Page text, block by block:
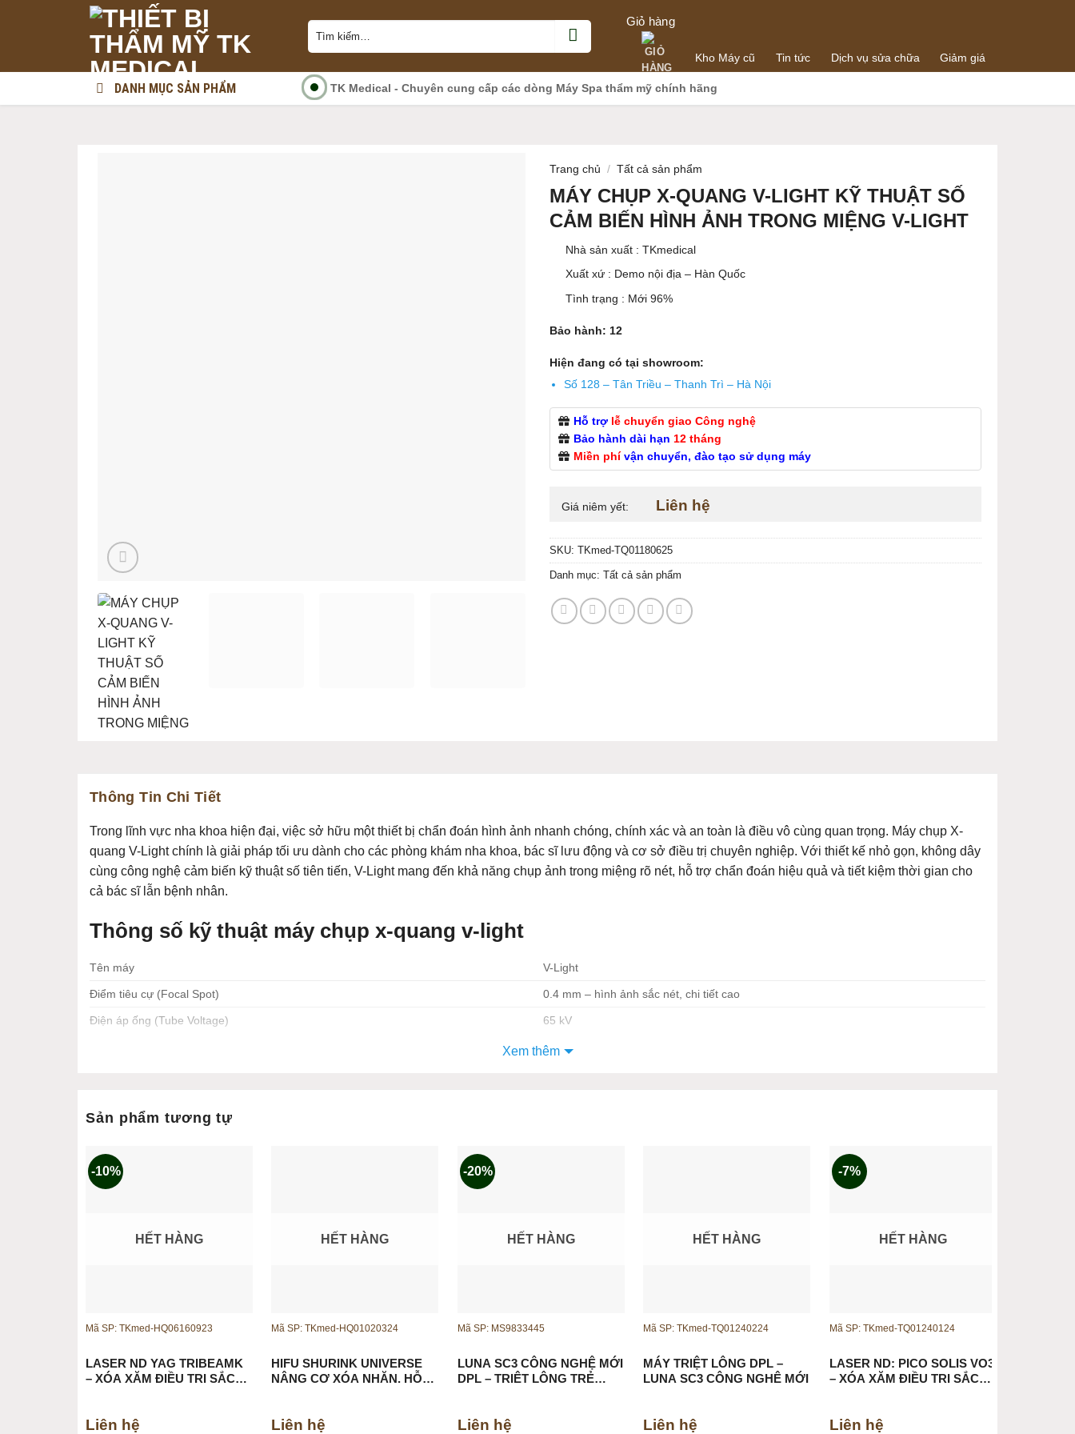
Tìm
kiếm:
Giỏ hàng
Kho Máy cũ Tin tức Dịch vụ sửa chữa Giảm giá
DANH MỤC SẢN PHẨM TK Medical - Chuyên cung cấp các dòng Máy Spa thẩm mỹ chính hãng
Trang chủ / Tất cả sản phẩm
MÁY CHỤP X-QUANG V-LIGHT KỸ THUẬT SỐ
CẢM BIẾN HÌNH ẢNH TRONG MIỆNG V-LIGHT
Nhà sản xuất : TKmedical
Xuất xứ : Demo nội địa – Hàn Quốc
Tình trạng : Mới 96%
Bảo hành: 12
Hiện đang có tại showroom:
Số 128 – Tân Triều – Thanh Trì – Hà Nội
Hỗ trợ lễ chuyển giao Công nghệ
Bảo hành dài hạn 12 tháng
Miền phí vận chuyển, đào tạo sử dụng máy
Giá niêm yết: Liên hệ
SKU: TKmed-TQ01180625
Danh mục: Tất cả sản phẩm
Thông Tin Chi Tiết
Trong lĩnh vực nha khoa hiện đại, việc sở hữu một thiết bị chẩn đoán hình ảnh nhanh chóng, chính xác và an toàn là điều vô cùng quan trọng. Máy chụp X-
quang V-Light chính là giải pháp tối ưu dành cho các phòng khám nha khoa, bác sĩ lưu động và cơ sở điều trị chuyên nghiệp. Với thiết kế nhỏ gọn, không dây
cùng công nghệ cảm biến kỹ thuật số tiên tiến, V-Light mang đến khả năng chụp ảnh trong miệng rõ nét, hỗ trợ chẩn đoán hiệu quả và tiết kiệm thời gian cho
cả bác sĩ lẫn bệnh nhân.
Thông số kỹ thuật máy chụp x-quang v-light
Tên máy V-Light
Điểm tiêu cự (Focal Spot) 0.4 mm – hình ảnh sắc nét, chi tiết cao
Điện áp ống (Tube Voltage) 65 kV
2.5 mA
Thời gian phơi tia (Exposure Time)
Nguồn sạc
Xem thêm
Sản phẩm tương tự
-10%
HẾT HÀNG
Mã SP: TKmed-HQ06160923
LASER ND YAG TRIBEAMK
– XÓA XĂM ĐIỀU TRỊ SẮC
Liên hệ
HẾT HÀNG
Mã SP: TKmed-HQ01020324
HIFU SHURINK UNIVERSE
NÂNG CƠ XÓA NHĂN, HỖ
Liên hệ
-20%
HẾT HÀNG
Mã SP: MS9833445
LUNA SC3 CÔNG NGHỆ MỚI
DPL – TRIỆT LÔNG TRẺ
Liên hệ
HẾT HÀNG
Mã SP: TKmed-TQ01240224
MÁY TRIỆT LÔNG DPL –
LUNA SC3 CÔNG NGHỆ MỚI
Liên hệ
-7%
HẾT HÀNG
Mã SP: TKmed-TQ01240124
LASER ND: PICO SOLIS VO3
– XÓA XĂM ĐIỀU TRỊ SẮC
Liên hệ